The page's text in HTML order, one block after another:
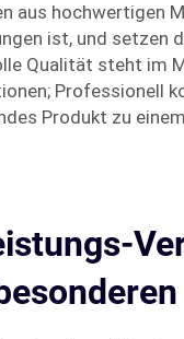
aus hochwertigen
ist, und setzen
Qualität steht im
Professionell
Produkt zu